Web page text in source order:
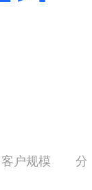
客户规模 分